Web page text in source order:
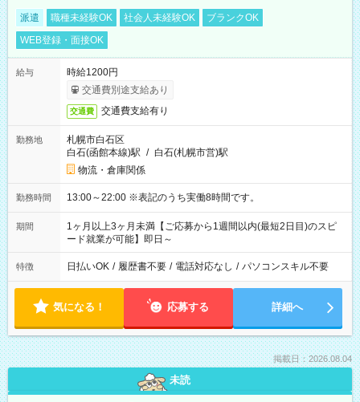
派遣 職種未経験OK 社会人未経験OK
ブランクOK
WEB登録・面接OK
給与
時給1200円
交通費別途支給あり
交通費 交通費支給有り
勤務地
札幌市白石区
白石(函館本線)駅 / 白石(札幌市営)駅
物流・倉庫関係
勤務時間 13:00～22:00 ※表記のうち実働8時間です。
期間
1ヶ月以上3ヶ月未満【ご応募から1週間以内(最短2日目)のスピ
ード就業が可能】即日～
特徴 日払いOK / 履歴書不要 / 電話対応なし / パソコンスキル不要
気になる！ 応募する 詳細へ
掲載日：2026.08.04
未読